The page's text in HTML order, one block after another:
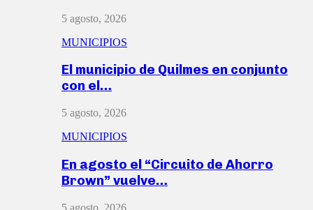
5 agosto, 2026
MUNICIPIOS
El municipio de Quilmes en conjunto
con el…
5 agosto, 2026
MUNICIPIOS
En agosto el “Circuito de Ahorro
Brown” vuelve…
5 agosto, 2026